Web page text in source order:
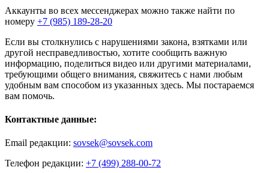
Аккаунты во всех мессенджерах можно также найти по
номеру +7 (985) 189-28-20
Если вы столкнулись с нарушениями закона, взятками или
другой несправедливостью, хотите сообщить важную
информацию, поделиться видео или другими материалами,
требующими общего внимания, свяжитесь с нами любым
удобным вам способом из указанных здесь. Мы постараемся
вам помочь.
Контактные данные:
Email редакции: sovsek@sovsek.com
Телефон редакции: +7 (499) 288-00-72